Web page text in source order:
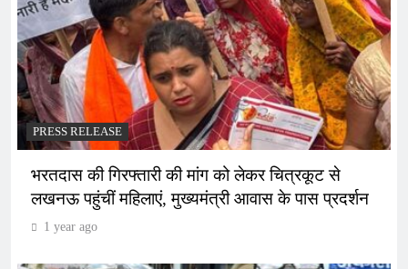
PRESS RELEASE
भरतदास की गिरफ्तारी की मांग को लेकर चित्रकूट से
लखनऊ पहुंचीं महिलाएं, मुख्यमंत्री आवास के पास प्रदर्शन
1 year ago